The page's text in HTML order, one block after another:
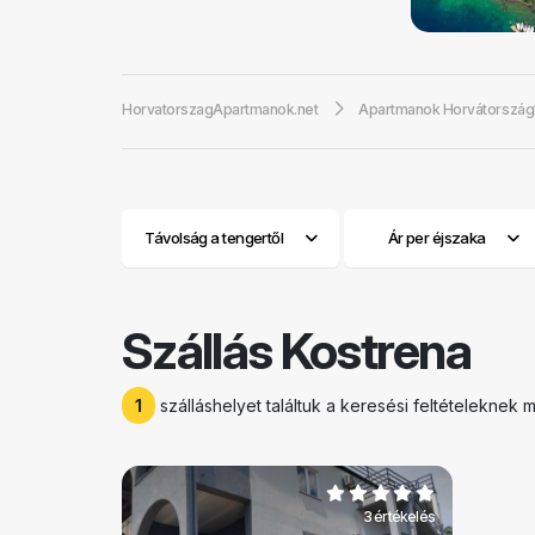
öbölben
Lucia.
és kapitányairól.
össze. Ma a
sportvállalkozás
Kostrenában
század
mosakodjanak.
látogatók és
földalatti
HorvatorszagApartmanok.net Apartmanok
Távolság a tengertől Ár per éjszaka
Szállás Kostrena
1 szálláshelyet találtuk a keresési feltételeknek
3 értékelés